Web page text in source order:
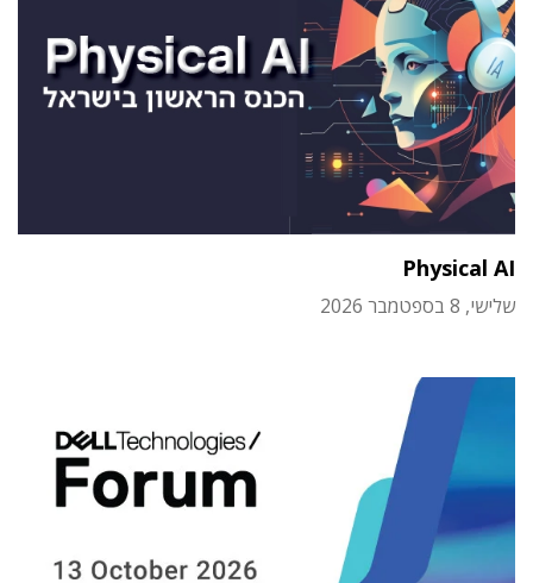
Physical AI
שלישי, 8 בספטמבר 2026